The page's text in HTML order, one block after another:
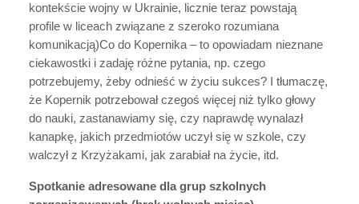
kontekście wojny w Ukrainie, licznie teraz powstają
profile w liceach związane z szeroko rozumiana
komunikacją)Co do Kopernika – to opowiadam nieznane
ciekawostki i zadaję różne pytania, np. czego
potrzebujemy, żeby odnieść w życiu sukces? I tłumaczę,
że Kopernik potrzebował czegoś więcej niż tylko głowy
do nauki, zastanawiamy się, czy naprawdę wynalazł
kanapkę, jakich przedmiotów uczył się w szkole, czy
walczył z Krzyżakami, jak zarabiał na życie, itd.
Spotkanie adresowane dla grup szkolnych